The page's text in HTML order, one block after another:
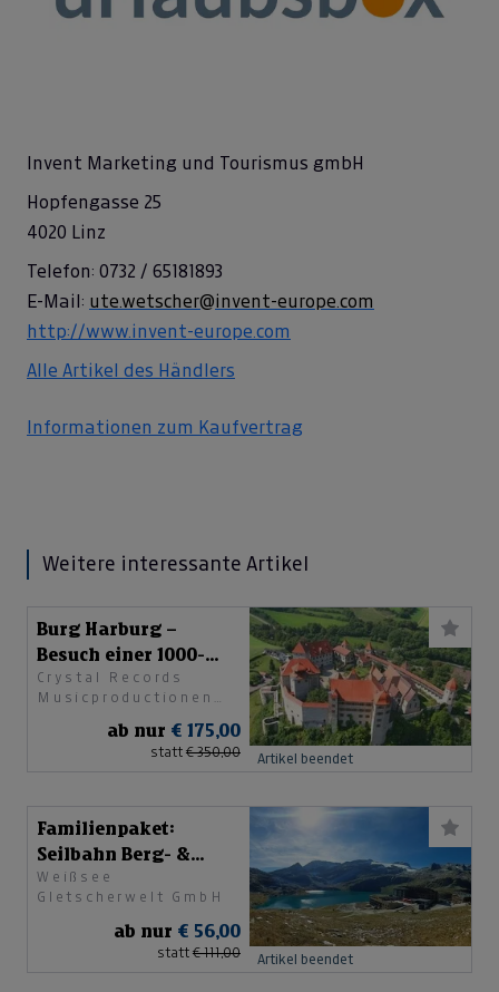
Invent Marketing und Tourismus gmbH
Hopfengasse 25
4020 Linz
Telefon: 0732 / 65181893
E-Mail: ute.wetscher@invent-europe.com
http://www.invent-europe.com
Alle Artikel des Händlers
Informationen zum Kaufvertrag
Weitere interessante Artikel
Burg Harburg –
Besuch einer 1000-
jährigen Burg
Crystal Records
Musicproductionen
ab nur € 175,00
statt € 350,00 Artikel beendet
Familienpaket:
Seilbahn Berg- &
Talfahrt
Weißsee
Gletscherwelt GmbH
ab nur € 56,00
statt € 111,00 Artikel beendet